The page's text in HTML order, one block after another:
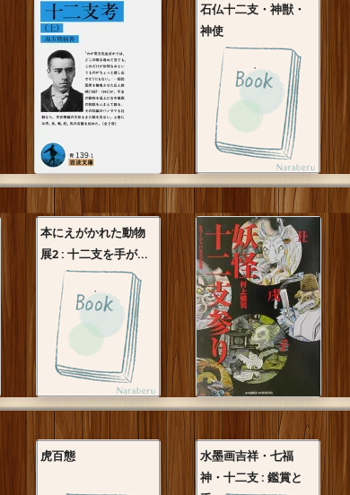
石仏十二支・神獣・
神使
本にえがかれた動物
展2 : 十二支を手が...
虎百態
水墨画吉祥・七福
神・十二支 : 鑑賞と